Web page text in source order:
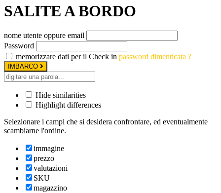
SALITE A BORDO
nome utente oppure email
Password
memorizzare dati per il Check in password dimenticata ?
IMBARCO
Hide similarities
Highlight differences
Selezionare i campi che si desidera confrontare, ed eventualmente
scambiarne l'ordine.
immagine
prezzo
valutazioni
SKU
magazzino